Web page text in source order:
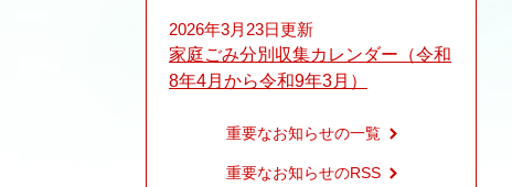
2026年3月23日更新
家庭ごみ分別収集カレンダー（令和
8年4月から令和9年3月）
重要なお知らせの一覧
重要なお知らせのRSS